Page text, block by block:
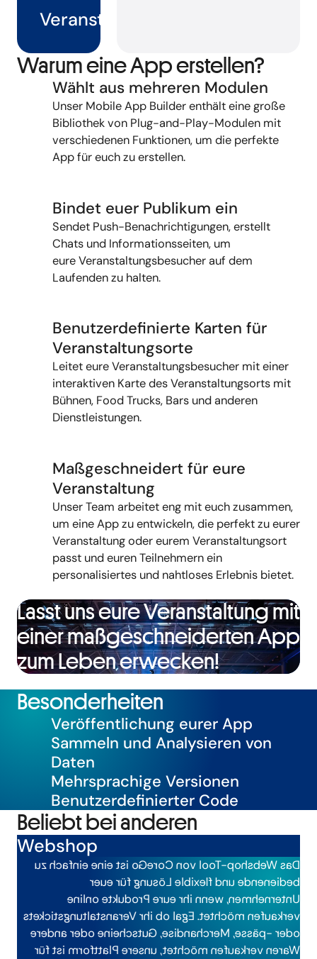
Veranstaltungsbesucher
Warum eine App erstellen?
Wählt aus mehreren Modulen
Unser Mobile App Builderenthälteine große
Bibliothek von Plug-and-Play-Modulen mit
verschiedenen Funktionen, um die perfekte
App für euch zu erstellen.
Bindet euer Publikum ein
Sendet Push-Benachrichtigungen, erstellt
Chats und Informationsseiten, um
eure Veranstaltungsbesucher auf dem
Laufenden zu halten.
Benutzerdefinierte Karten für
Veranstaltungsorte
Leitet eure Veranstaltungsbesucher miteiner
interaktiven Karte des Veranstaltungsorts mit
Bühnen, Food Trucks, Bars und anderen
Dienstleistungen.
Maßgeschneidert für eure
Veranstaltung
Unser Team arbeitet eng mit euch zusammen,
um eine App zu entwickeln, die perfekt zu eurer
Veranstaltung oder eurem Veranstaltungsort
passt und euren Teilnehmern ein
personalisiertes und nahtloses Erlebnis bietet.
Lasst uns eure Veranstaltung mit
einer maßgeschneiderten App
zum Leben erwecken!
Besonderheiten
Veröffentlichung eurer App
Sammeln und Analysieren von
Daten
Mehrsprachige Versionen
Benutzerdefinierter Code
Beliebt bei anderen
Webshop
Das Webshop-Tool von CoreGo ist eine einfach zu
bedienende und flexible Lösung für euer
Unternehmen, wenn ihr eure Produkte online
verkaufen möchtet. Egal ob ihr Veranstaltungstickets
oder -pässe, Merchandise, Gutscheine oder andere
Waren verkaufen möchtet, unsere Plattform ist für